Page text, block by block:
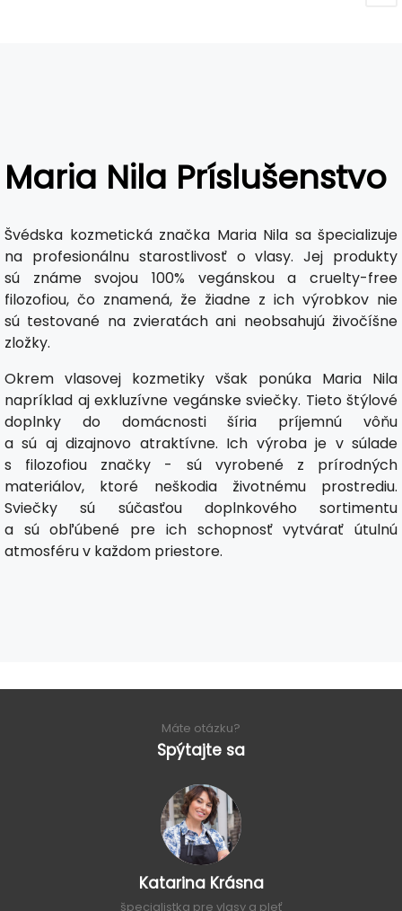
Maria Nila Príslušenstvo
Švédska kozmetická značka Maria Nila sa špecializuje
na profesionálnu starostlivosť o vlasy. Jej produkty
sú známe svojou 100% vegánskou a cruelty-free
filozofiou, čo znamená, že žiadne z ich výrobkov nie
sú testované na zvieratách ani neobsahujú živočíšne
zložky.
Okrem vlasovej kozmetiky však ponúka Maria Nila
napríklad aj exkluzívne vegánske sviečky. Tieto štýlové
doplnky do domácnosti šíria príjemnú vôňu
a sú aj dizajnovo atraktívne. Ich výroba je v súlade
s filozofiou značky - sú vyrobené z prírodných
materiálov, ktoré neškodia životnému prostrediu.
Sviečky sú súčasťou doplnkového sortimentu
a sú obľúbené pre ich schopnosť vytvárať útulnú
atmosféru v každom priestore.
Máte otázku?
Spýtajte sa
Katarina Krásna
špecialistka pre vlasy a pleť